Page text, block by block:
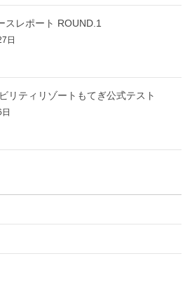
スレポート ROUND.1
日
リティリゾートもてぎ公式テスト